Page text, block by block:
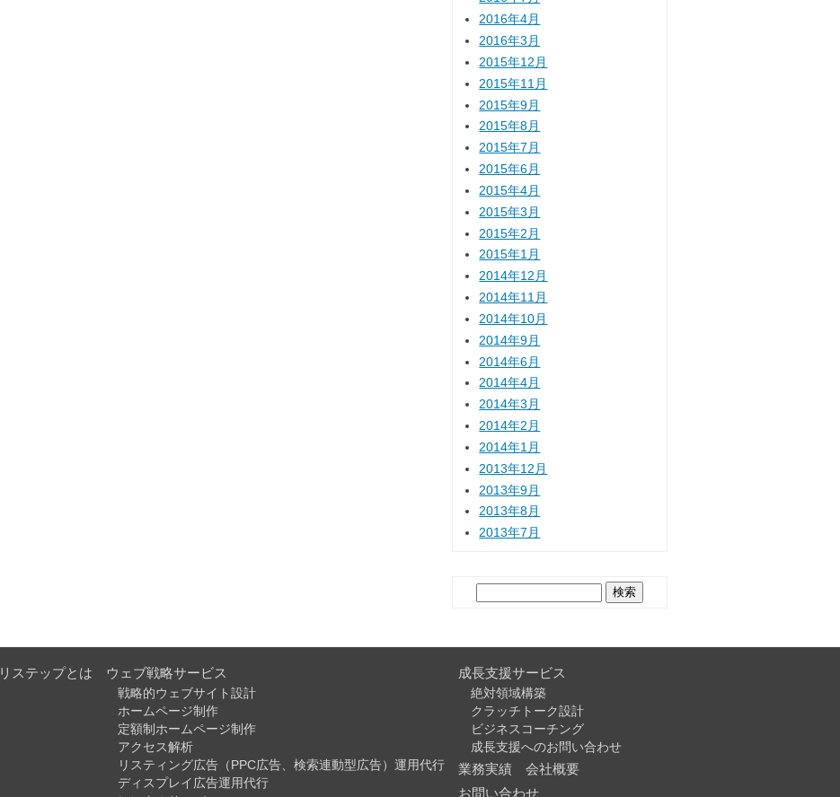
2016年4月
2016年3月
2015年12月
2015年11月
2015年9月
2015年8月
2015年7月
2015年6月
2015年4月
2015年3月
2015年2月
2015年1月
2014年12月
2014年11月
2014年10月
2014年9月
2014年6月
2014年4月
2014年3月
2014年2月
2014年1月
2013年12月
2013年9月
2013年8月
2013年7月
検
索:
リステップとは ウェブ戦略サービス
戦略的ウェブサイト設計
ホームページ制作
定額制ホームページ制作
アクセス解析
リスティング広告（PPC広告、検索連動型広告）運用代行
ディスプレイ広告運用代行
成長支援サービス
絶対領域構築
クラッチトーク設計
ビジネスコーチング
成長支援へのお問い合わせ
業務実績
会社概要
お問い合わせ